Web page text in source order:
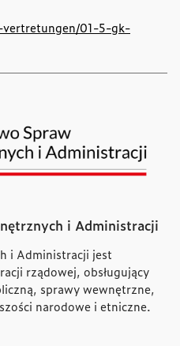
01-5-gk-
i Administracji
i Administracji jest
rządowej, obsługujący
sprawy wewnętrzne,
narodowe i etniczne.